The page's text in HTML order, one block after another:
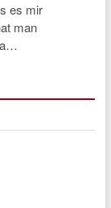
es mir
man